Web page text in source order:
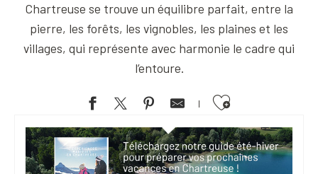
Chartreuse se trouve un équilibre parfait, entre la
pierre, les forêts, les vignobles, les plaines et les
villages, qui représente avec harmonie le cadre qui
l’entoure.
Ajouter aux favoris